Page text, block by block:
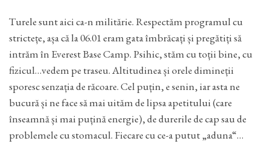
Turele sunt aici ca-n militărie. Respectăm programul cu
strictețe, așa că la 06.01 eram gata îmbrăcați și pregătiți să
intrăm în Everest Base Camp. Psihic, stăm cu toții bine, cu
fizicul…vedem pe traseu. Altitudinea și orele dimineții
sporesc senzația de răcoare. Cel puțin, e senin, iar asta ne
bucură și ne face să mai uităm de lipsa apetitului (care
înseamnă și mai puțină energie), de durerile de cap sau de
problemele cu stomacul. Fiecare cu ce-a putut „aduna“…